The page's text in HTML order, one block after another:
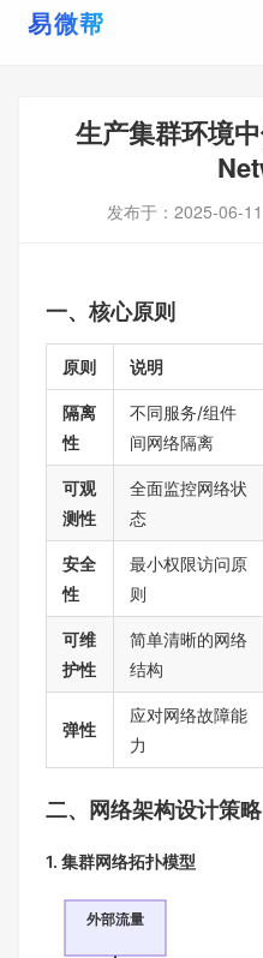
生产集群环境
发布于： 2025-06-11
一、核心原则
原则 说明
隔离
性
不同服务/组件
间网络隔离
可观
测性
全面监控网络状
态
安全
性
最小权限访问原
则
可维
护性
简单清晰的网络
结构
弹性
应对网络故障能
力
二、网络架构设计策略
1. 集群网络拓扑模型
外部流量